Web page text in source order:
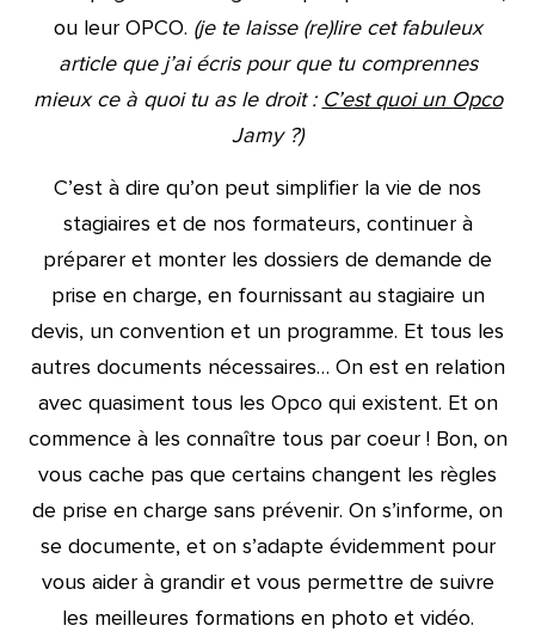
ou leur OPCO. (je te laisse (re)lire cet fabuleux
article que j’ai écris pour que tu comprennes
mieux ce à quoi tu as le droit : C’est quoi un Opco
Jamy ?)
C’est à dire qu’on peut simplifier la vie de nos
stagiaires et de nos formateurs, continuer à
préparer et monter les dossiers de demande de
prise en charge, en fournissant au stagiaire un
devis, un convention et un programme. Et tous les
autres documents nécessaires… On est en relation
avec quasiment tous les Opco qui existent. Et on
commence à les connaître tous par coeur ! Bon, on
vous cache pas que certains changent les règles
de prise en charge sans prévenir. On s’informe, on
se documente, et on s’adapte évidemment pour
vous aider à grandir et vous permettre de suivre
les meilleures formations en photo et vidéo.